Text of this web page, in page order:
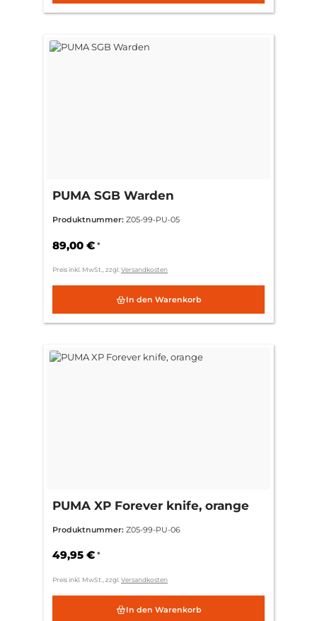
PUMA SGB Warden
Produktnummer: Z05-99-PU-05
89,00 € *
Preis inkl. MwSt., zzgl.Versandkosten
In den Warenkorb
PUMA XP Forever knife, orange
Produktnummer: Z05-99-PU-06
49,95 € *
Preis inkl. MwSt., zzgl. Versandkosten
In den Warenkorb